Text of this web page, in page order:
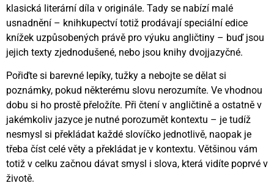
klasická literární díla v originále. Tady se nabízí malé
usnadnění – knihkupectví totiž prodávají speciální edice
knížek uzpůsobených právě pro výuku angličtiny – buď jsou
jejich texty zjednodušené, nebo jsou knihy dvojjazyčné.
Pořiďte si barevné lepíky, tužky a nebojte se dělat si
poznámky, pokud některému slovu nerozumíte. Ve vhodnou
dobu si ho prostě přeložíte. Při čtení v angličtině a ostatně v
jakémkoliv jazyce je nutné porozumět kontextu – je tudíž
nesmysl si překládat každé slovíčko jednotlivě, naopak je
třeba číst celé věty a překládat je v kontextu. Většinou vám
totiž v celku začnou dávat smysl i slova, která vidíte poprvé v
životě.